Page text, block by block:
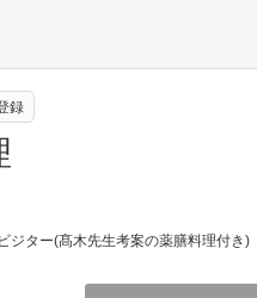
録
ビジター(髙木先生考案の薬膳料理付き)